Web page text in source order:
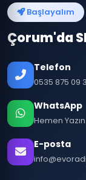
Başlayalım
Çorum'da
Telefon
0535 875 09
WhatsApp
Hemen Yazın
E-posta